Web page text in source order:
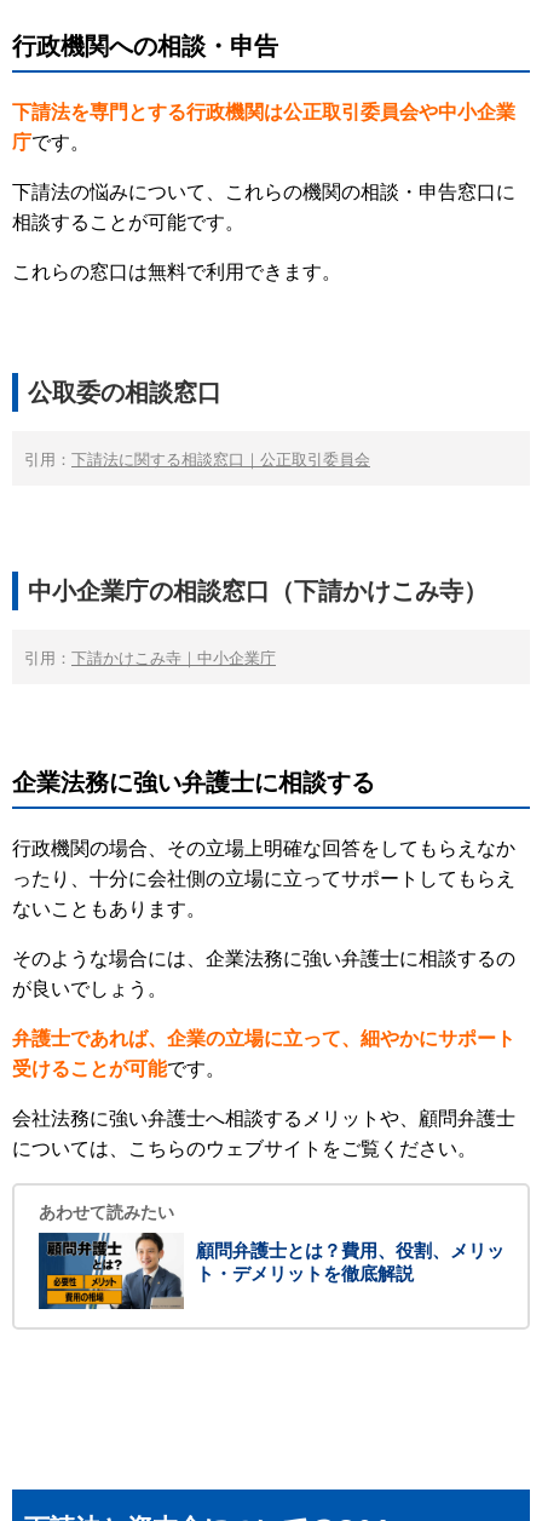
行政機関への相談・申告
下請法を専門とする行政機関は公正取引委員会や中小企業
庁です。
下請法の悩みについて、これらの機関の相談・申告窓口に
相談することが可能です。
これらの窓口は無料で利用できます。
公取委の相談窓口
引用： 下請法に関する相談窓口｜公正取引委員会
中小企業庁の相談窓口（下請かけこみ寺）
引用： 下請かけこみ寺｜中小企業庁
企業法務に強い弁護士に相談する
行政機関の場合、その立場上明確な回答をしてもらえなか
ったり、十分に会社側の立場に立ってサポートしてもらえ
ないこともあります。
そのような場合には、企業法務に強い弁護士に相談するの
が良いでしょう。
弁護士であれば、企業の立場に立って、細やかにサポート
受けることが可能です。
会社法務に強い弁護士へ相談するメリットや、顧問弁護士
については、こちらのウェブサイトをご覧ください。
あわせて読みたい
顧問弁護士とは？費用、役割、メリッ
ト・デメリットを徹底解説